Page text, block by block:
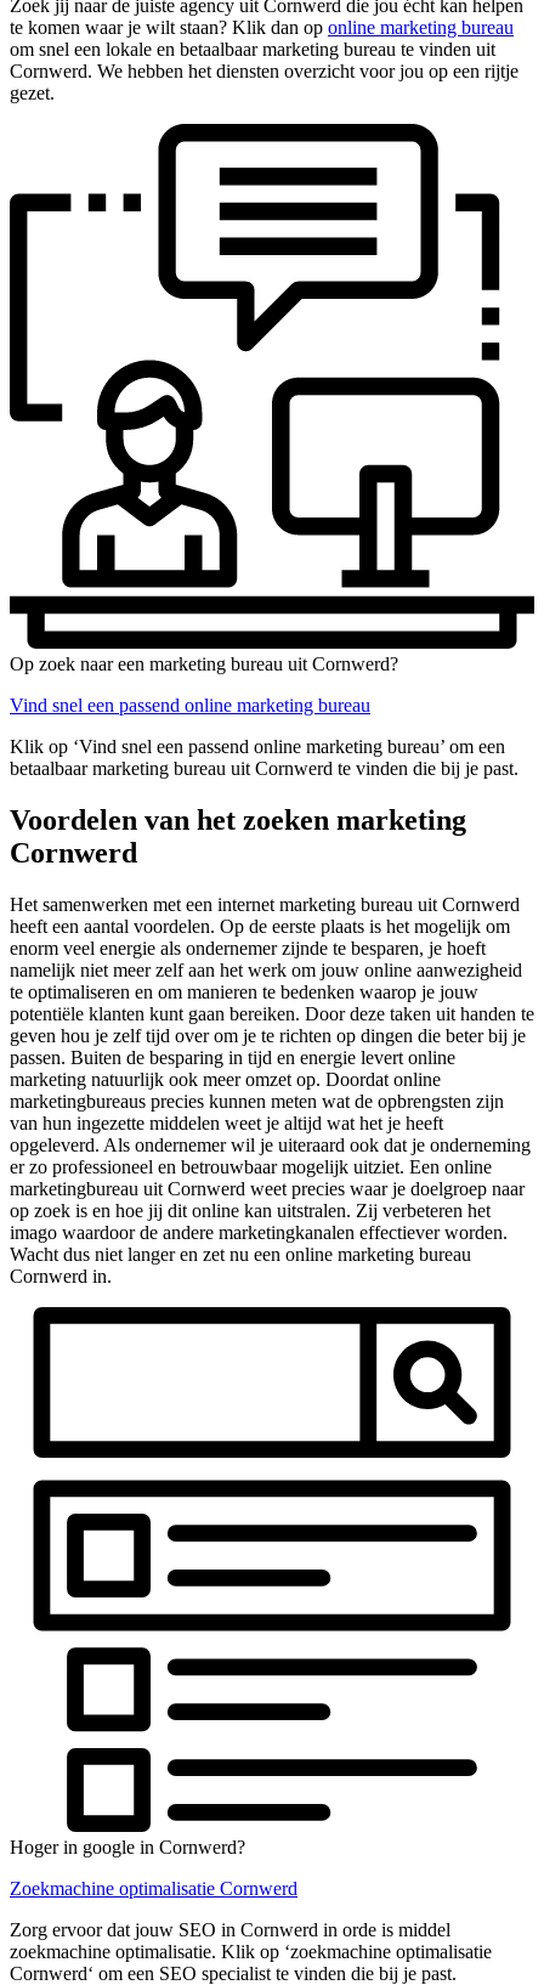
Zoek jij naar de juiste agency uit Cornwerd die jou écht kan helpen
te komen waar je wilt staan? Klik dan op online marketing bureau
om snel een lokale en betaalbaar marketing bureau te vinden uit
Cornwerd. We hebben het diensten overzicht voor jou op een rijtje
gezet.
Op zoek naar een marketing bureau uit Cornwerd?
Vind snel een passend online marketing bureau
Klik op ‘Vind snel een passend online marketing bureau’ om een
betaalbaar marketing bureau uit Cornwerd te vinden die bij je past.
Voordelen van het zoeken marketing
Cornwerd
Het samenwerken met een internet marketing bureau uit Cornwerd
heeft een aantal voordelen. Op de eerste plaats is het mogelijk om
enorm veel energie als ondernemer zijnde te besparen, je hoeft
namelijk niet meer zelf aan het werk om jouw online aanwezigheid
te optimaliseren en om manieren te bedenken waarop je jouw
potentiële klanten kunt gaan bereiken. Door deze taken uit handen te
geven hou je zelf tijd over om je te richten op dingen die beter bij je
passen. Buiten de besparing in tijd en energie levert online
marketing natuurlijk ook meer omzet op. Doordat online
marketingbureaus precies kunnen meten wat de opbrengsten zijn
van hun ingezette middelen weet je altijd wat het je heeft
opgeleverd. Als ondernemer wil je uiteraard ook dat je onderneming
er zo professioneel en betrouwbaar mogelijk uitziet. Een online
marketingbureau uit Cornwerd weet precies waar je doelgroep naar
op zoek is en hoe jij dit online kan uitstralen. Zij verbeteren het
imago waardoor de andere marketingkanalen effectiever worden.
Wacht dus niet langer en zet nu een online marketing bureau
Cornwerd in.
Hoger in google in Cornwerd?
Zoekmachine optimalisatie Cornwerd
Zorg ervoor dat jouw SEO in Cornwerd in orde is middel
zoekmachine optimalisatie. Klik op ‘zoekmachine optimalisatie
Cornwerd‘ om een SEO specialist te vinden die bij je past.